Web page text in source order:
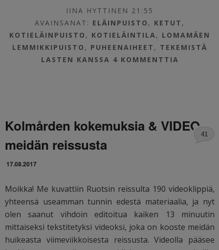
IINA HYTTINEN 21:55
AVAINSANAT: ELÄINPUISTO , KETUT ,
KOTIELÄINPUISTO , KOTIELÄINTILA, LOMAMÄEN
LEMMIKKIPUISTO , PUHEENAIHEET , TEKEMISTÄ
LASTEN KANSSA 4 KOMMENTTIA
Kolmården kokemuksia & VIDEO
meidän reissusta
17.08.2017
41
Moikka! Me kuvattiin Ruotsin reissulta 190 videoklippiä,
yhteensä useamman tunnin edestä materiaalia, ja nyt
olen saanut vihdoin editoitua kaiken 13 minuutin
mittaiseksi tekstitetyksi videoksi, joka on kooste meidän
huikeasta viimeviikkoisesta reissusta. Videolla pääsee